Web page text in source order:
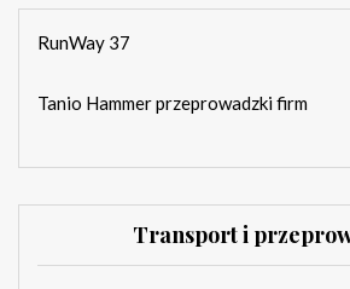
RunWay 37
Tanio Hammer przeprowadzki firm
Transport i